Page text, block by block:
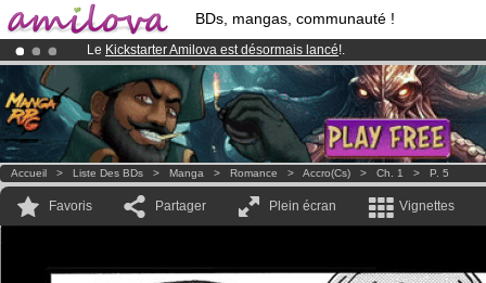
BDs, mangas, communauté !
Le Kickstarter Amilova est désormais lancé!.
Déjà 100000membreset 1000BDs & Mangas!
Abonnement premium: à partir de
3.95 eurospar mois !Clique ici
Accueil > Liste Des BDs > Manga > Romance > Accro(cs) > Ch. 1 > P. 5
Favoris Partager Plein écran Vignettes